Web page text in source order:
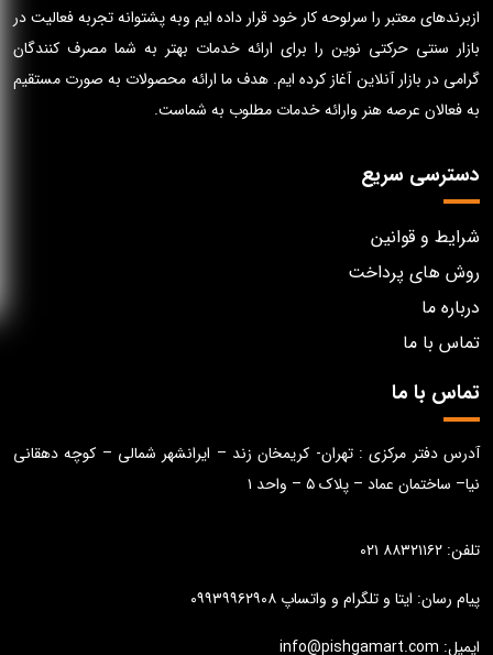
ازبرندهای معتبر را سرلوحه کار خود قرار داده ایم وبه پشتوانه تجربه فعالیت در
بازار سنتی حرکتی نوین را برای ارائه خدمات بهتر به شما مصرف کنندگان
گرامی در بازار آنلاین آغاز کرده ایم. هدف ما ارائه محصولات به صورت مستقیم
به فعالان عرصه هنر وارائه خدمات مطلوب به شماست.
دسترسی سریع
شرایط و قوانین
روش های پرداخت
درباره ما
تماس با ما
تماس با ما
آدرس دفتر مرکزی : تهران- کریمخان زند – ایرانشهر شمالی – کوچه دهقانی
نیا– ساختمان عماد – پلاک ۵ – واحد ۱
تلفن: ۸۸۳۲۱۱۶۲ ۰۲۱
پیام رسان: ایتا و تلگرام و واتساپ ۰۹۹۳۹۹۶۲۹۰۸
ایمیل: info@pishgamart.com